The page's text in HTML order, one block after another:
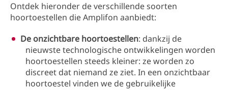
Ontdek hieronder de verschillende soorten
hoortoestellen die Amplifon aanbiedt:
De onzichtbare hoortoestellen: dankzij de
nieuwste technologische ontwikkelingen worden
hoortoestellen steeds kleiner: ze worden zo
discreet dat niemand ze ziet. In een onzichtbaar
hoortoestel vinden we de gebruikelijke